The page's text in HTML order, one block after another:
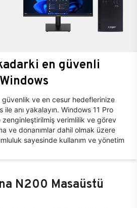
en güvenli
Windows
ve en cesur hedeflerinize
anı yakalayın. Windows 11 Pro
verimlilik ve görev
ve donanımlar dahil olmak üzere
sayesinde kullanım ve yönetim
N200 Masaüstü